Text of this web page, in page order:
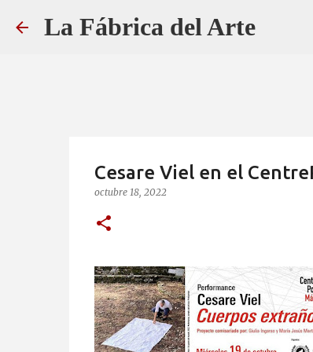
La Fábrica del Arte
Cesare Viel en el
octubre 18, 2022